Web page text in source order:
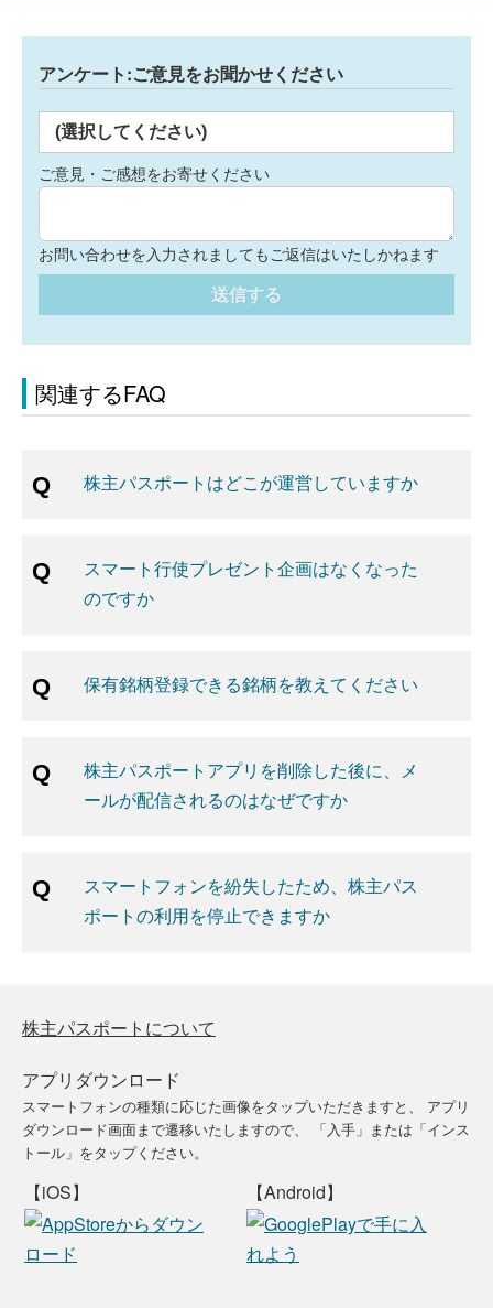
アンケート:ご意見をお聞かせください
(選択してください)
ご意見・ご感想をお寄せください
お問い合わせを入力されましてもご返信はいたしかねます
送信する
関連するFAQ
株主パスポートはどこが運営していますか
スマート行使プレゼント企画はなくなった
のですか
保有銘柄登録できる銘柄を教えてください
株主パスポートアプリを削除した後に、メ
ールが配信されるのはなぜですか
スマートフォンを紛失したため、株主パス
ポートの利用を停止できますか
株主パスポートについて
アプリダウンロード
スマートフォンの種類に応じた画像をタップいただきますと、
アプリ
ダウンロード画面まで遷移いたしますので、
「入手」または「インス
トール」をタップください。
【iOS】 【Android】